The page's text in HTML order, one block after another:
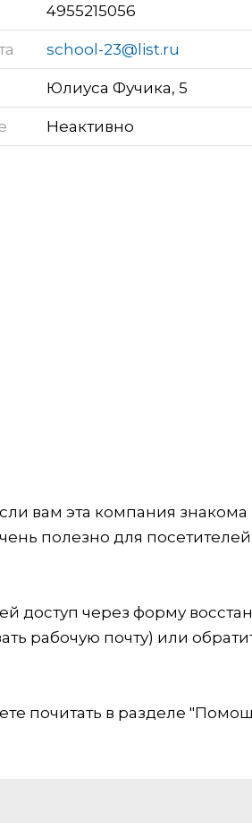
4955215056
school-23@list.ru
Юлиуса Фучика, 5
Неактивно
вам эта компания знакома
полезно для
доступ через форму
рабочую почту) или
почитать в разделе